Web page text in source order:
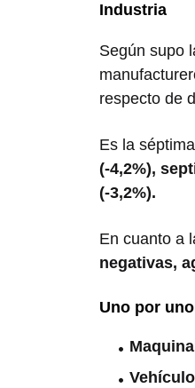
Industria
Según supo
respecto de
Es la
(-4,2%),
(-3,2%).
En cuanto a
negativas,
Uno por